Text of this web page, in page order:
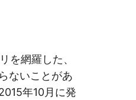
を網羅した、
ないことがあ
年10月に発